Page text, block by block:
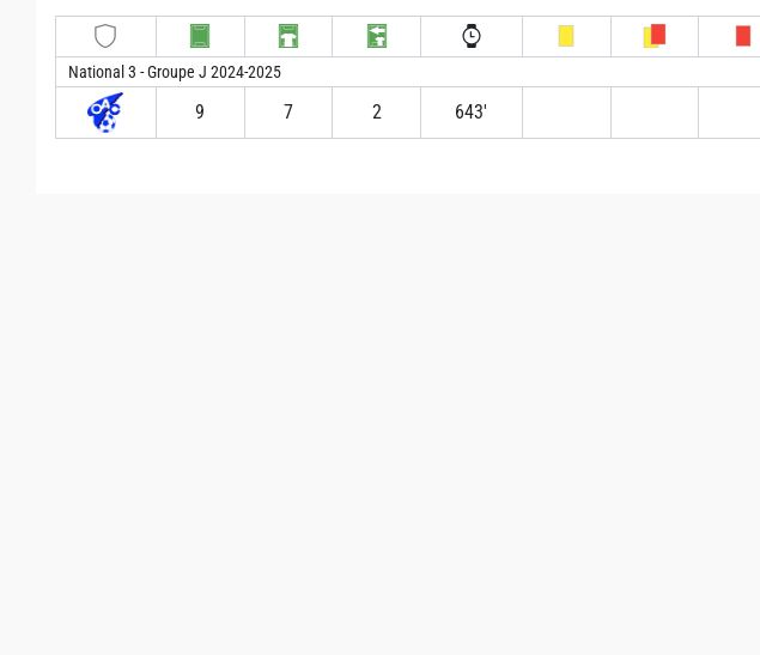
National 3 - Groupe J 2024-2025
9 7 2 643′